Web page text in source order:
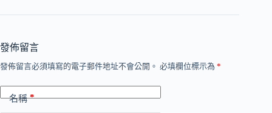
發佈留言
發佈留言必須填寫的電子郵件地址不會公開。 必填欄位標示為 *
名稱*